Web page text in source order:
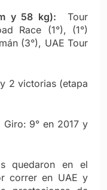
y 58 kg): Tour
Race (1°), (1°)
(3°), UAE Tour
2 victorias (etapa
Giro: 9° en 2017 y
quedaron en el
correr en UAE y